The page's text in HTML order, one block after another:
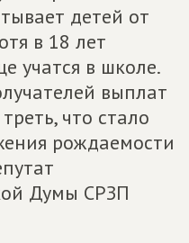
детей от
в 18 лет
учатся в школе.
выплат
что стало
рождаемости
Думы СРЗП